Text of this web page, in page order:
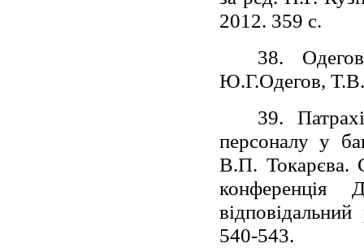
2012. 359 с.
38.
Ю.Г.Одегов, Т.В.
39.
персоналу у
В.П. Токарєва.
конференція
540-543.